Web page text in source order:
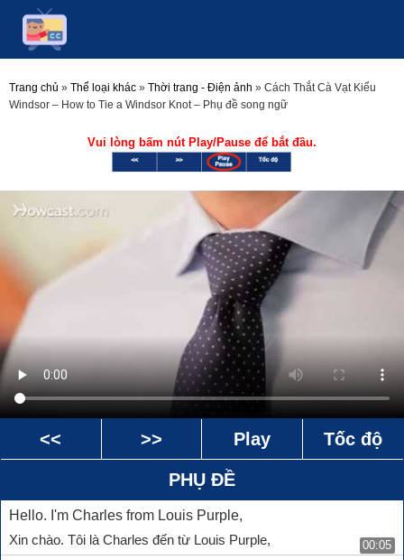
Trang chủ » Thể loại khác » Thời trang - Điện ảnh » Cách Thắt Cà Vạt Kiểu
Windsor – How to Tie a Windsor Knot – Phụ đề song ngữ
Vui lòng bấm nút Play/Pause để bắt đầu.
PHỤ ĐỀ
Hello. I'm Charles from Louis Purple,
Xin chào. Tôi là Charles đến từ Louis Purple,
00:05
<< >> Play Tốc độ